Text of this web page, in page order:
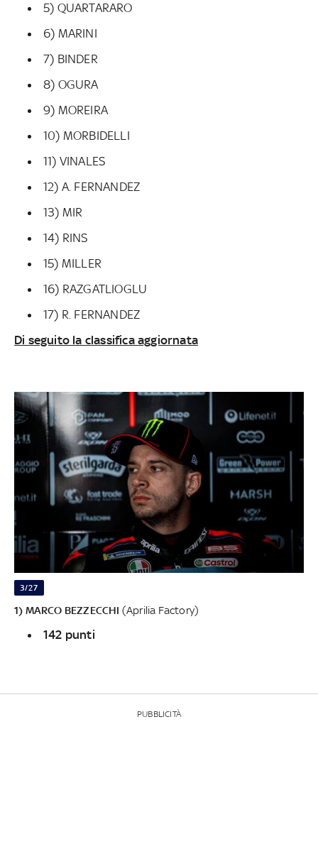
5) QUARTARARO
6) MARINI
7) BINDER
8) OGURA
9) MOREIRA
10) MORBIDELLI
11) VINALES
12) A. FERNANDEZ
13) MIR
14) RINS
15) MILLER
16) RAZGATLIOGLU
17) R. FERNANDEZ
Di seguito la classifica aggiornata
3/27
1) MARCO BEZZECCHI (Aprilia Factory)
142 punti
PUBBLICITÀ